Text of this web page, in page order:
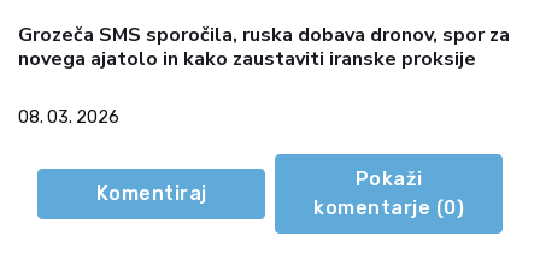
Grozeča SMS sporočila, ruska dobava dronov, spor za
novega ajatolo in kako zaustaviti iranske proksije
08. 03. 2026
Komentiraj
Pokaži
komentarje (0)